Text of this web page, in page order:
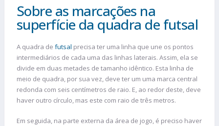
Sobre as marcações na
superfície da quadra de futsal
A quadra de futsal precisa ter uma linha que une os pontos
intermediários de cada uma das linhas laterais. Assim, ela se
divide em duas metades de tamanho idêntico. Esta linha de
meio de quadra, por sua vez, deve ter um uma marca central
redonda com seis centímetros de raio. E, ao redor deste, deve
haver outro círculo, mas este com raio de três metros.
Em seguida, na parte externa da área de jogo, é preciso haver